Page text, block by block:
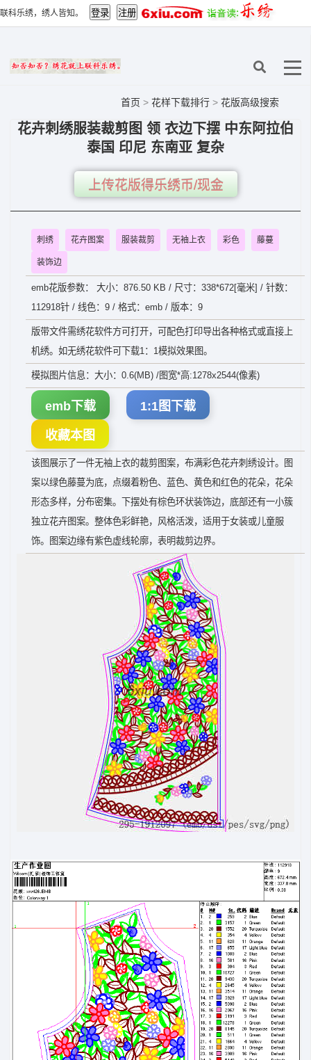
联科乐绣，绣人皆知。
首页 > 花样下载排行 > 花版高级搜索
花卉刺绣服装裁剪图 领 衣边下摆 中东阿拉伯
泰国 印尼 东南亚 复杂
上传花版得乐绣币/现金
刺绣 花卉图案 服装裁剪 无袖上衣 彩色 藤蔓
装饰边
emb花版参数： 大小：876.50 KB / 尺寸：338*672[毫米] / 针数：
112918针 / 线色：9 / 格式：emb / 版本：9
版带文件需绣花软件方可打开，可配色打印导出各种格式或直接上
机绣。如无绣花软件可下载1：1模拟效果图。
模拟图片信息：大小：0.6(MB) /图宽*高:1278x2544(像素)
emb下载 1:1图下载
收藏本图
该图展示了一件无袖上衣的裁剪图案，布满彩色花卉刺绣设计。图
案以绿色藤蔓为底，点缀着粉色、蓝色、黄色和红色的花朵，花朵
形态多样，分布密集。下摆处有棕色环状装饰边，底部还有一小簇
独立花卉图案。整体色彩鲜艳，风格活泼，适用于女装或儿童服
饰。图案边缘有紫色虚线轮廓，表明裁剪边界。